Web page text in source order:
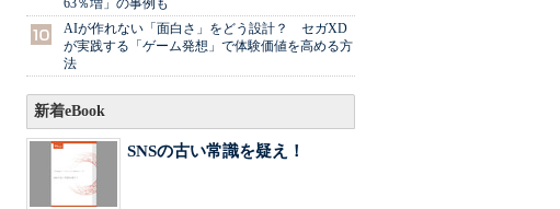
63％増」の事例も
AIが作れない「面白さ」をどう設計？ セガXD
が実践する「ゲーム発想」で体験価値を高める方
法
新着eBook
SNSの古い常識を疑え！